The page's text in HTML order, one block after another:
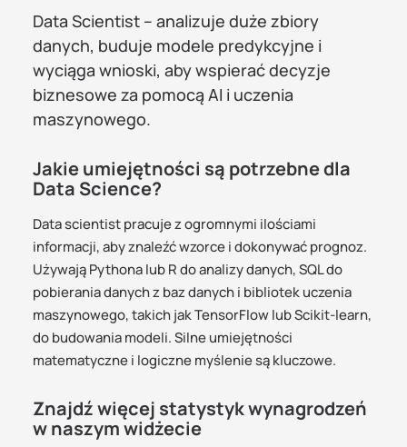
Data Scientist – analizuje duże zbiory
danych, buduje modele predykcyjne i
wyciąga wnioski, aby wspierać decyzje
biznesowe za pomocą AI i uczenia
maszynowego.
Jakie umiejętności są potrzebne dla
Data Science?
Data scientist pracuje z ogromnymi ilościami
informacji, aby znaleźć wzorce i dokonywać prognoz.
Używają Pythona lub R do analizy danych, SQL do
pobierania danych z baz danych i bibliotek uczenia
maszynowego, takich jak TensorFlow lub Scikit-learn,
do budowania modeli. Silne umiejętności
matematyczne i logiczne myślenie są kluczowe.
Znajdź więcej statystyk wynagrodzeń
w naszym widżecie